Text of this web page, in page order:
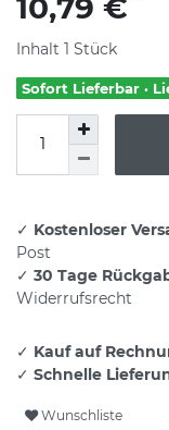
Inhalt 1 Stück
Sofort Lieferbar ·
✓ Kostenloser
Post
✓ 30 Tage
Widerrufsrecht
✓ Kauf auf
✓ Schnelle
Wunschliste